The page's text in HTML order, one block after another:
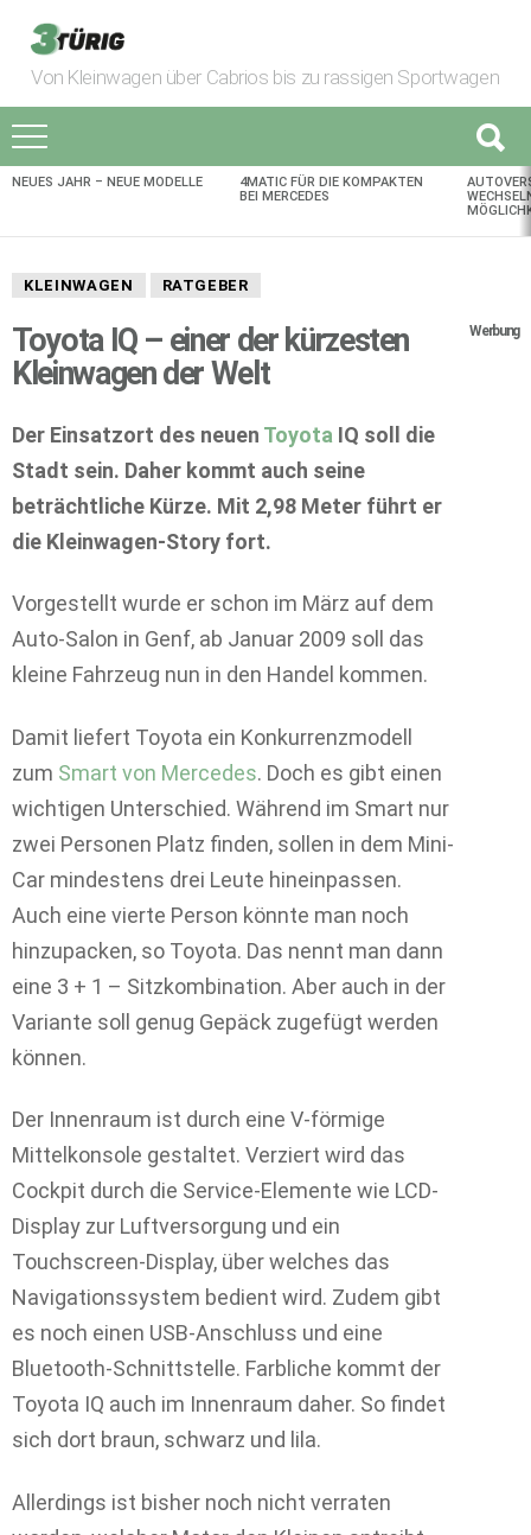
Von Kleinwagen über Cabrios bis zu rassigen Sportwagen
AKTUELLES
NEUES JAHR – NEUE MODELLE
4MATIC FÜR DIE KOMPAKTEN
BEI MERCEDES
KLEINWAGEN RATGEBER
Toyota IQ – einer der kürzesten
Kleinwagen der Welt
Werbung
Der Einsatzort des neuen Toyota IQ soll die
Stadt sein. Daher kommt auch seine
beträchtliche Kürze. Mit 2,98 Meter führt er
die Kleinwagen-Story fort.
Vorgestellt wurde er schon im März auf dem
Auto-Salon in Genf, ab Januar 2009 soll das
kleine Fahrzeug nun in den Handel kommen.
Damit liefert Toyota ein Konkurrenzmodell
zum Smart von Mercedes. Doch es gibt einen
wichtigen Unterschied. Während im Smart nur
zwei Personen Platz finden, sollen in dem Mini-
Car mindestens drei Leute hineinpassen.
Auch eine vierte Person könnte man noch
hinzupacken, so Toyota. Das nennt man dann
eine 3 + 1 – Sitzkombination. Aber auch in der
Variante soll genug Gepäck zugefügt werden
können.
Der Innenraum ist durch eine V-förmige
Mittelkonsole gestaltet. Verziert wird das
Cockpit durch die Service-Elemente wie LCD-
Display zur Luftversorgung und ein
Touchscreen-Display, über welches das
Navigationssystem bedient wird. Zudem gibt
es noch einen USB-Anschluss und eine
Bluetooth-Schnittstelle. Farbliche kommt der
Toyota IQ auch im Innenraum daher. So findet
sich dort braun, schwarz und lila.
Allerdings ist bisher noch nicht verraten